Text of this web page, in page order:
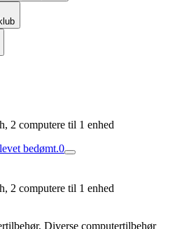
2 computere til 1 enhed
bedømt.0
2 computere til 1 enhed
Diverse computertilbehør